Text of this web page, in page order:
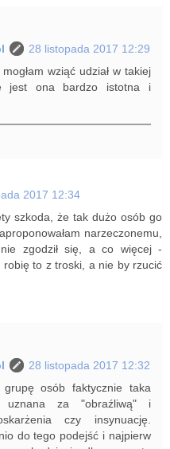
28 listopada 2017 12:29
wziąć udział w takiej
jest ona bardzo istotna i
2017 12:34
szkoda, że tak dużo osób go
narzeczonemu,
zgodził się, a co więcej -
robię to z troski, a nie by rzucić
28 listopada 2017 12:32
osób faktycznie taka
uznana za "obraźliwą" i
czy insynuację.
do tego podejść i najpierw